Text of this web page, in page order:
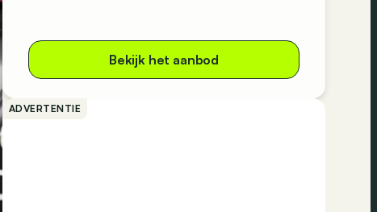
Bekijk het aanbod
ADVERTENTIE